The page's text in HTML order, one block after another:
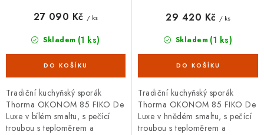
Skladem (1 ks)
27 090 Kč / ks
Tradiční kuchyňský sporák
Thorma OKONOM 85 FIKO De
Luxe v bílém smaltu, s pečící
troubou s teploměrem a
Skladem (1 ks)
29 420 Kč / ks
Tradiční kuchyňský sporák
Thorma OKONOM 85 FIKO De
Luxe v hnědém smaltu, s pečící
troubou s teploměrem a